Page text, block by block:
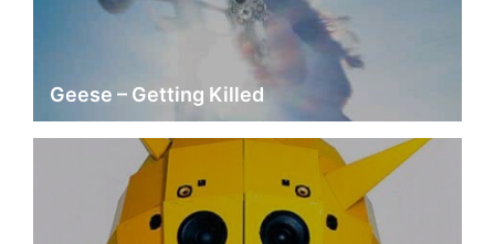
Geese – Getting Killed